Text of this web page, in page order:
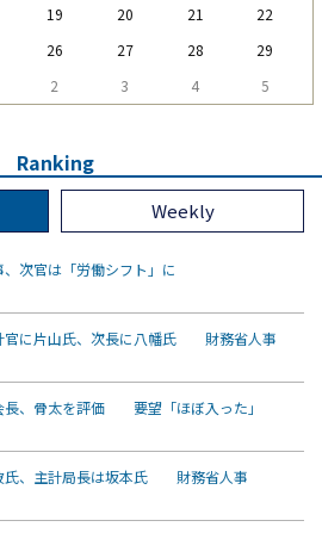
19 20 21
22
26 27 28
29
2 3 4 5
Ranking
Weekly
次官は「労働シフト」に
官に片山氏、次長に八幡氏 財務省人事
長、骨太を評価 要望「ほぼ入った」
氏、主計局長は坂本氏 財務省人事